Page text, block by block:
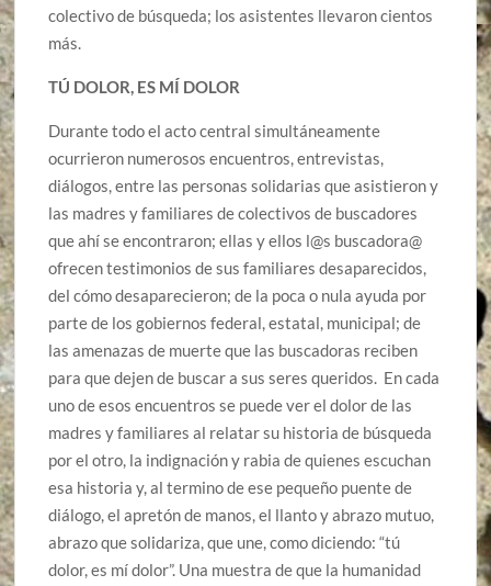
colectivo de búsqueda; los asistentes llevaron cientos
más.
TÚ DOLOR, ES MÍ DOLOR
Durante todo el acto central simultáneamente
ocurrieron numerosos encuentros, entrevistas,
diálogos, entre las personas solidarias que asistieron y
las madres y familiares de colectivos de buscadores
que ahí se encontraron; ellas y ellos l@s buscadora@
ofrecen testimonios de sus familiares desaparecidos,
del cómo desaparecieron; de la poca o nula ayuda por
parte de los gobiernos federal, estatal, municipal; de
las amenazas de muerte que las buscadoras reciben
para que dejen de buscar a sus seres queridos. En cada
uno de esos encuentros se puede ver el dolor de las
madres y familiares al relatar su historia de búsqueda
por el otro, la indignación y rabia de quienes escuchan
esa historia y, al termino de ese pequeño puente de
diálogo, el apretón de manos, el llanto y abrazo mutuo,
abrazo que solidariza, que une, como diciendo: “tú
dolor, es mí dolor”. Una muestra de que la humanidad